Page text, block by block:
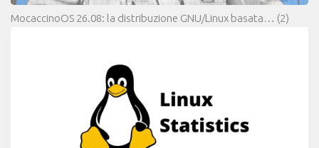
MocaccinoOS 26.08: la distribuzione GNU/Linux basata… (2)